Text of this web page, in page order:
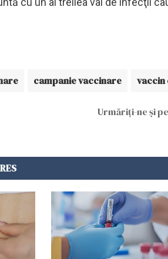
campanie vaccinare vaccin
Urmăriți-ne și pe